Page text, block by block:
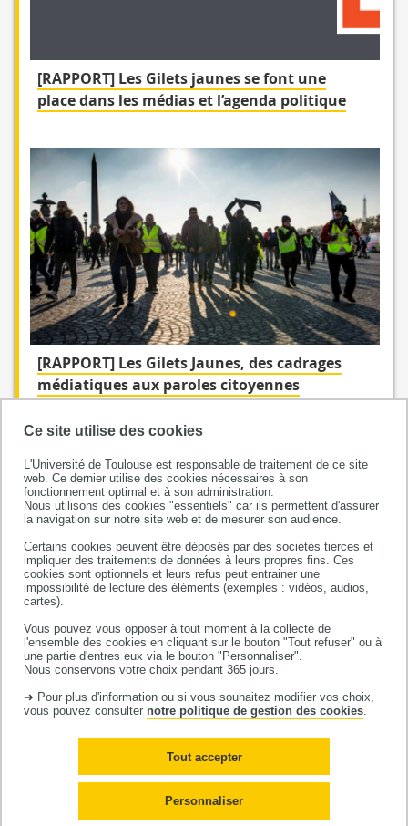
Ce site utilise des cookies
L'Université de Toulouse est responsable de traitement de ce site
web. Ce dernier utilise des cookies nécessaires à son
fonctionnement optimal et à son administration.
Nous utilisons des cookies "essentiels" car ils permettent d'assurer
la navigation sur notre site web et de mesurer son audience.
Certains cookies peuvent être déposés par des sociétés tierces et
impliquer des traitements de données à leurs propres fins. Ces
cookies sont optionnels et leurs refus peut entrainer une
impossibilité de lecture des éléments (exemples : vidéos, audios,
cartes).
Vous pouvez vous opposer à tout moment à la collecte de
l'ensemble des cookies en cliquant sur le bouton "Tout refuser" ou à
une partie d'entres eux via le bouton "Personnaliser".
Nous conservons votre choix pendant 365 jours.
➜ Pour plus d'information ou si vous souhaitez modifier vos choix,
vous pouvez consulter notre politique de gestion des cookies
Tout accepter
Personnaliser
[RAPPORT] Les Gilets jaunes se font une
place dans les médias et l’agenda politique
[RAPPORT] Les Gilets Jaunes, des cadrages
médiatiques aux paroles citoyennes
Université de Toulouse
118 route de Narbonne
31062 TOULOUSE CEDEX 9
téléphone +33 (0)5 61 55 66 11
Plan du site
Accessibilité : non-